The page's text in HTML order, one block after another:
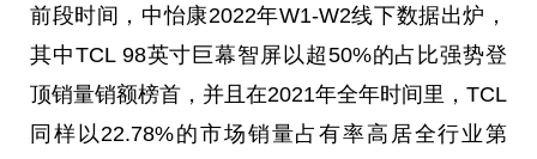
前段时间，中怡康2022年W1-W2线下数据出炉，
其中TCL 98英寸巨幕智屏以超50%的占比强势登
顶销量销额榜首，并且在2021年全年时间里，TCL
同样以22.78%的市场销量占有率高居全行业第